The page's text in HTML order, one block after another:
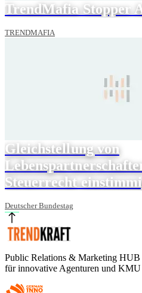
TrendMafia Stopper
TRENDMAFIA
Gleichstellung von
Steuerrecht
Deutscher Bundestag
Public Relations & Marketing HUB
für innovative Agenturen und KMU